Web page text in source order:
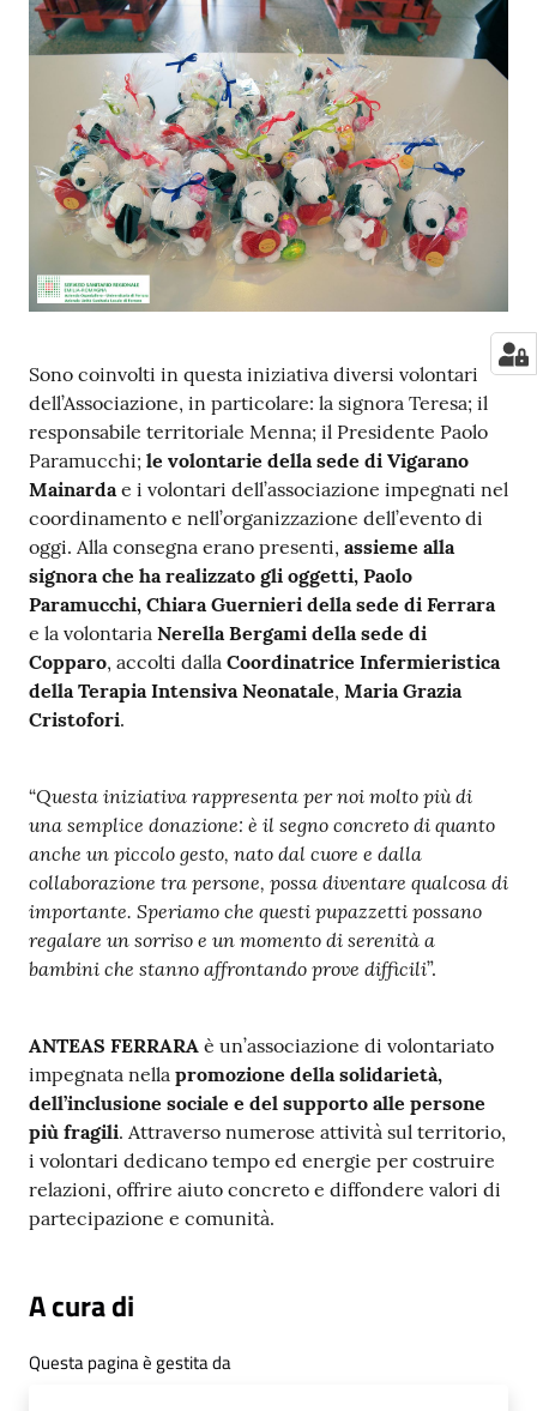
Sono coinvolti in questa iniziativa diversi volontari
dell’Associazione, in particolare: la signora Teresa; il
responsabile territoriale Menna; il Presidente Paolo
Paramucchi; le volontarie della sede di Vigarano
Mainardae i volontari dell’associazione impegnati nel
coordinamento e nell’organizzazione dell’evento di
oggi. Alla consegna erano presenti, assieme alla
signora che ha realizzato gli oggetti, Paolo
Paramucchi, Chiara Guernieri della sede di Ferrara
e la volontaria Nerella Bergami della sede di
Copparo, accolti dalla Coordinatrice Infermieristica
della Terapia Intensiva Neonatale, Maria Grazia
Cristofori.
“Questa iniziativa rappresenta per noi molto più di
una semplice donazione: è il segno concreto di quanto
anche un piccolo gesto, nato dal cuore e dalla
collaborazione tra persone, possa diventare qualcosa di
importante. Speriamo che questi pupazzetti possano
regalare un sorriso e un momento di serenità a
bambini che stanno affrontando prove difficili”.
ANTEAS FERRARA è un’associazione di volontariato
impegnata nella promozione della solidarietà,
dell’inclusione sociale e del supporto alle persone
più fragili. Attraverso numerose attività sul territorio,
i volontari dedicano tempo ed energie per costruire
relazioni, offrire aiuto concreto e diffondere valori di
partecipazione e comunità.
A cura di
Questa pagina è gestita da